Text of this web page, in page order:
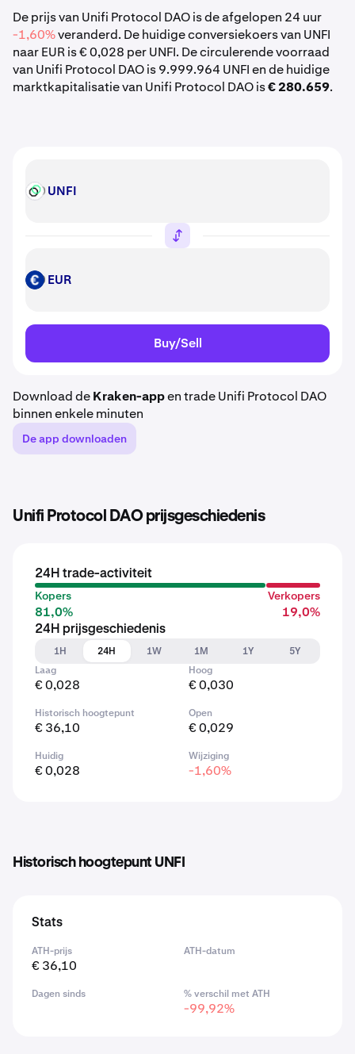
De prijs van Unifi Protocol DAO is de afgelopen 24 uur
-1,60%veranderd. De huidige conversiekoers van UNFI
naar EUR is € 0,028 per UNFI. De circulerende voorraad
van Unifi Protocol DAO is 9.999.964 UNFI en de huidige
marktkapitalisatie van Unifi Protocol DAO is€ 280.659.
UNFI UNFI
EUR EUR
Buy/Sell
Download deKraken-appen trade Unifi Protocol DAO
binnen enkele minuten
De app downloaden
Unifi Protocol DAO prijsgeschiedenis
24H trade-activiteit
Kopers
81,0%
Verkopers
19,0%
24H prijsgeschiedenis
1H
24H 1W 1M 1Y
5Y
Laag
€ 0,028
Hoog
€ 0,030
Historisch hoogtepunt
€ 36,10
Open
€ 0,029
Huidig
€ 0,028
Wijziging
-1,60%
Historisch hoogtepunt UNFI
Stats
ATH-prijs
€ 36,10
ATH-datum
Dagen sinds % verschil met ATH
-99,92%